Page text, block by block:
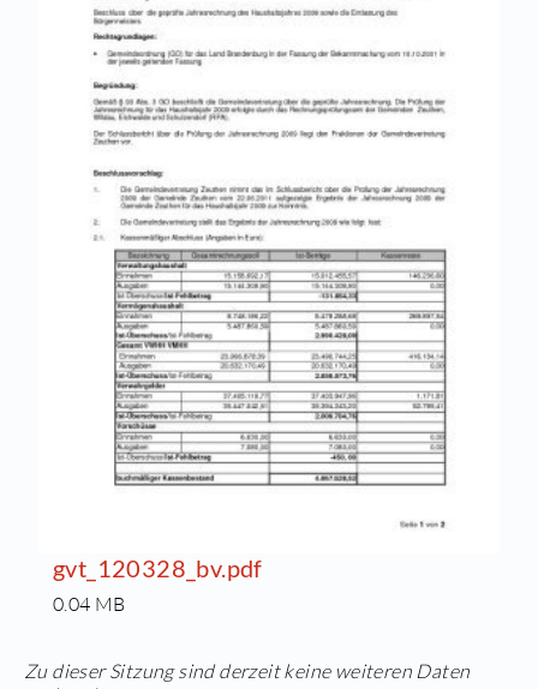
gvt_120328_bv.pdf
0.04 MB
Zu dieser Sitzung sind derzeit keine weiteren Daten